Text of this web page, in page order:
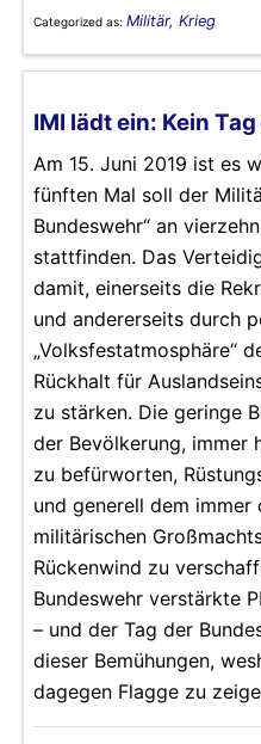
Categorized as: Militär, Krieg
IMI lädt ein: Kein
Am 15. Juni 2019 ist es
fünften Mal soll der
Bundeswehr“ an
stattfinden. Das
damit, einerseits die
und andererseits durch
„Volksfestatmosphäre“
Rückhalt für
zu stärken. Die geringe
der Bevölkerung, immer
zu befürworten,
und generell dem
militärischen
Rückenwind zu
Bundeswehr verstärkte
– und der Tag der
dieser Bemühungen,
dagegen Flagge zu